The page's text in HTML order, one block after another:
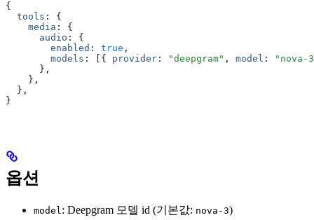
{
  tools
:
{
    media
:
{
      audio
:
{
        enabled
: true ,
        models
: [{ provider : "deepgram" , model :
"nova-
      }
,
    }
,
  }
,
}
옵션
model : Deepgram 모델 id (기본값: nova-3)